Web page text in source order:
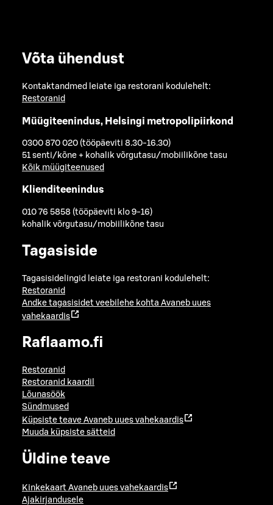
Võta ühendust
Kontaktandmed leiate iga restorani kodulehelt:
Restoranid
Müügiteenindus, Helsingi metropolipiirkond
0300 870 020 (tööpäeviti 8.30-16.30)
51 senti/kõne + kohalik võrgutasu/mobiilikõne tasu
Kõik müügiteenused
Klienditeenindus
010 76 5858 (tööpäeviti klo 9-16)
kohalik võrgutasu/mobiilikõne tasu
Tagasiside
Tagasisidelingid leiate iga restorani kodulehelt:
Restoranid
Andke tagasisidet veebilehe kohta Avaneb uues
vahekaardis
Raflaamo.fi
Restoranid
Restoranid kaardil
Lõunasöök
Sündmused
Küpsiste teave Avaneb uues vahekaardis
Muuda küpsiste sätteid
Üldine teave
Kinkekaart Avaneb uues vahekaardis
Ajakirjandusele